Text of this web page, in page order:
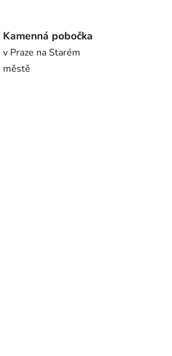
Kamenná pobočka
v Praze na Starém
městě